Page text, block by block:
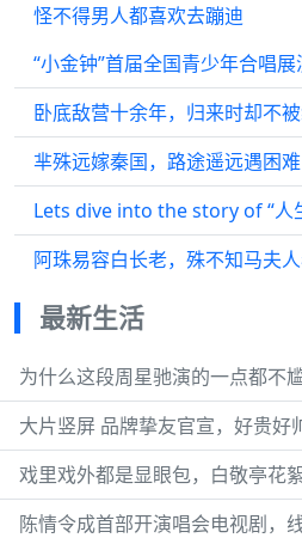
怪不得男人都喜欢去蹦迪
“小金钟”首届全国青少年合唱
卧底敌营十余年，归来时却不
芈殊远嫁秦国，路途遥远遇困
最新生活
为什么这段周星驰演的一点都不
大片竖屏 品牌挚友官宣，好贵好
戏里戏外都是显眼包，白敬亭花
陈情令成首部开演唱会电视剧，